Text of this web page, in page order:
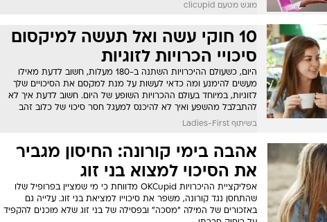
מוגש מטעם clicupid
10 חוקי עשה ואל תעשה למיקסום
סיכויי הכרויות לזוגיות
היום, כשעולם ההיכרויות השתנה ב-180 מעלות, חשוב לדעת מאילו
מעשים להימנע ומה כדאי לעשות על מנת למקסם את הסיכויים שלך
לזוגיות, במיוחד בעולם ההכרויות השופע של היום. חשוב לדעת איך לא
להתבלבל מהשפע ואיך לא להיכנס למעגל חסר סיכוי של כלוב זהב
בשיתוף Ladies-First
אהבה בימי קורונה: החיסון מגביר
את הסיכוי למצוא בני זוג
אפליקציית ההיכרויות OKCupid מדווחת כי מי שמציין בפרופיל שלו
שהתחסן נגד קורונה, משפר את סיכוייו למציאת בני זוג. עלייה גם
באזכורים של המילה "מסכה" ובפסילה של בני זוג שלא מוכנים להקפיד